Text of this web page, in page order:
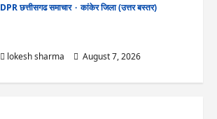
DPR छत्तीसगढ समाचार
कांकेर जिला (उत्तर बस्तर)
lokesh sharma
August 7, 2026